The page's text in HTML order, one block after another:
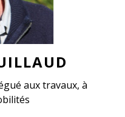
aux travaux, à